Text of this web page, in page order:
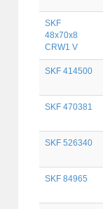
SKF
48x70x8
CRW1 V
SKF 414500
SKF 470381
SKF 526340
SKF 84965